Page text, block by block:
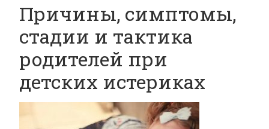
Причины, симптомы,
стадии и тактика
родителей при
детских истериках